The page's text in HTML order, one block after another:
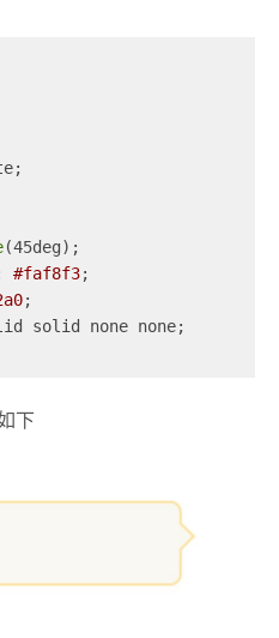
(45deg);
#faf8f3;
;
solid none none;
下